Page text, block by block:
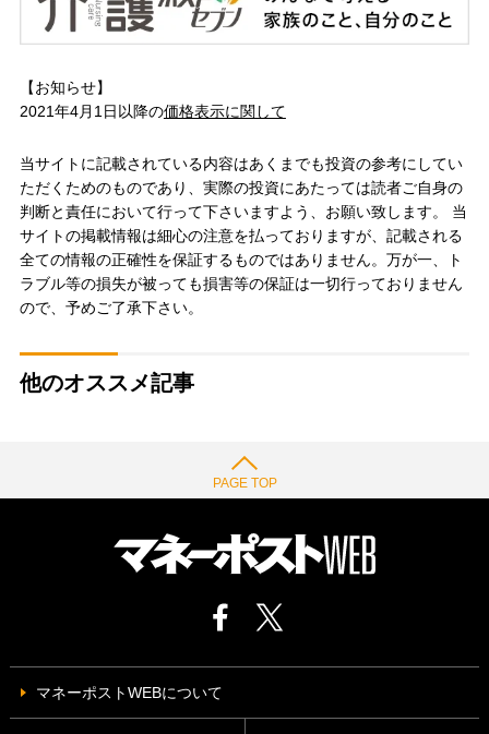
【お知らせ】
2021年4月1日以降の価格表示に関して
当サイトに記載されている内容はあくまでも投資の参考にしてい
ただくためのものであり、実際の投資にあたっては読者ご自身の
判断と責任において行って下さいますよう、お願い致します。 当
サイトの掲載情報は細心の注意を払っておりますが、記載される
全ての情報の正確性を保証するものではありません。万が一、ト
ラブル等の損失が被っても損害等の保証は一切行っておりません
ので、予めご了承下さい。
他のオススメ記事
PAGE TOP
マネーポストWEBについて